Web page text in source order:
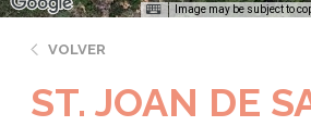
Image may be subject to
VOLVER
ST. JOAN DE